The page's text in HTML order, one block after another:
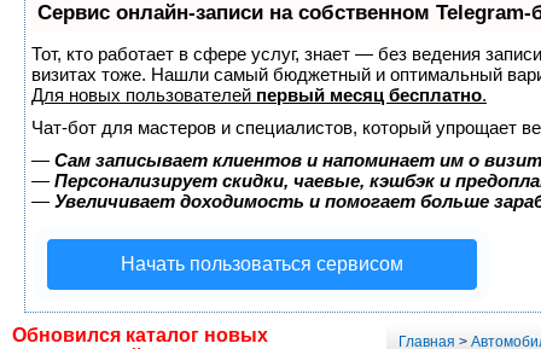
Сервис онлайн-записи на собственном Telegram-
Тот, кто работает в сфере услуг, знает — без ведения
визитах тоже. Нашли самый бюджетный и оптимальный
Для новых пользователей первый месяц бесплатно.
Чат-бот для мастеров и специалистов, который упрощает
— Сам записывает клиентов и напоминает им о
— Персонализирует скидки, чаевые, кэшбэк и
— Увеличивает доходимость и помогает больше
Начать пользоваться сервисом
Обновился каталог новых
Главная >